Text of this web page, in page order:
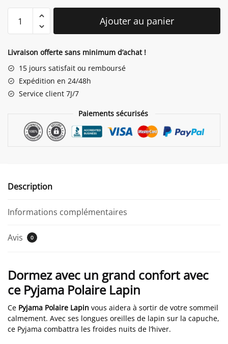
Polaire
Ajouter au panier
Livraison offerte sans minimum d’achat !
15 jours satisfait ou remboursé
Expédition en 24/48h
Service client 7J/7
Paiements sécurisés
Description
Informations complémentaires
Avis 0
Dormez avec un grand confort avec
ce Pyjama Polaire Lapin
Ce Pyjama Polaire Lapin vous aidera à sortir de votre sommeil
calmement. Avec ses longues oreilles de lapin sur la capuche,
ce Pyjama combattra les froides nuits de l’hiver.